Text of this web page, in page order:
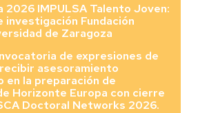
2026 IMPULSA Talento Joven:
Fundación
de Zaragoza
de expresiones de
asesoramiento
en la preparación de
Horizonte Europa con cierre
Doctoral Networks 2026.